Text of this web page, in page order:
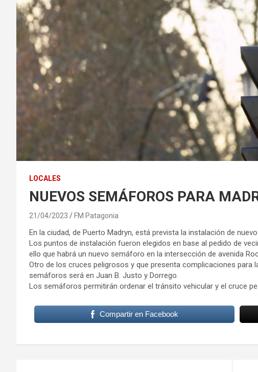
LOCALES
NUEVOS SEMÁFOROS PARA
21/04/2023 FM Patagonia
En la ciudad, de Puerto Madryn, está prevista la instalación de
Los puntos de instalación fueron elegidos en base al pedido de
ello que habrá un nuevo semáforo en la intersección de avenida
Otro de los cruces peligrosos y que presenta complicaciones para
semáforos será en Juan B. Justo y Dorrego.
Los semáforos permitirán ordenar el tránsito vehicular y el cruce
Compartir en Facebook